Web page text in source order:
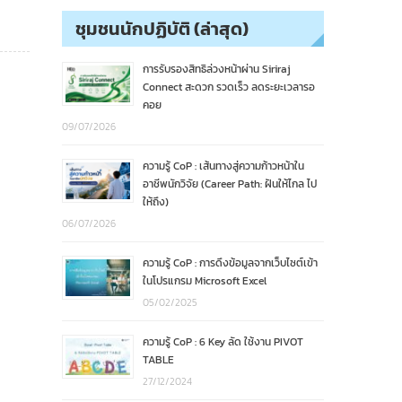
ชุมชนนักปฏิบัติ (ล่าสุด)
การรับรองสิทธิล่วงหน้าผ่าน Siriraj
Connect สะดวก รวดเร็ว ลดระยะเวลารอ
คอย
09/07/2026
ความรู้ CoP : เส้นทางสู่ความก้าวหน้าใน
อาชีพนักวิจัย (Career Path: ฝันให้ไกล ไป
ให้ถึง)
06/07/2026
ความรู้ CoP : การดึงข้อมูลจากเว็บไซต์เข้า
ในโปรแกรม Microsoft Excel
05/02/2025
ความรู้ CoP : 6 Key ลัด ใช้งาน PIVOT
TABLE
27/12/2024